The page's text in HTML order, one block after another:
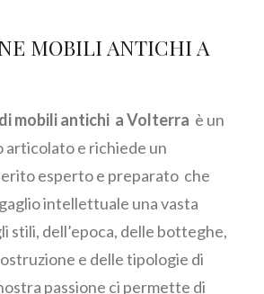
MOBILI ANTICHI A
mobili antichi a Volterra è un
articolato e richiede un
esperto e preparato che
intellettuale una vasta
stili, dell’epoca, delle botteghe,
e delle tipologie di
passione ci permette di